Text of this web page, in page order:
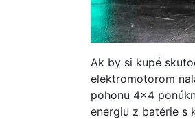
Ak by si kupé
elektromotorom
pohonu 4x4
energiu z batérie s